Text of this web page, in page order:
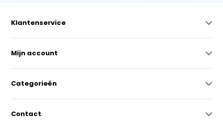
Klantenservice
Mijn account
Categorieën
Contact